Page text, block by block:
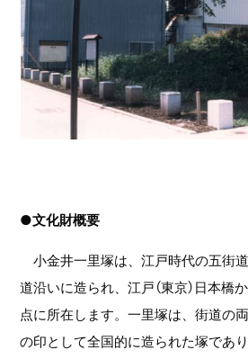
●文化財概要
小金井一里塚は、江戸時代の五街
道沿いに造られ、江戸（東京）日本橋
点に所在します。一里塚は、街道の両
の印として全国的に造られた塚であり